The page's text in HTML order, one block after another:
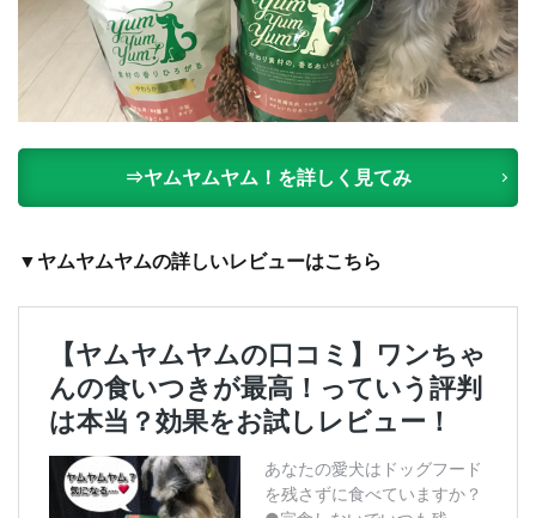
⇒ヤムヤムヤム！を詳しく見てみ
▼ヤムヤムヤムの詳しいレビューはこちら